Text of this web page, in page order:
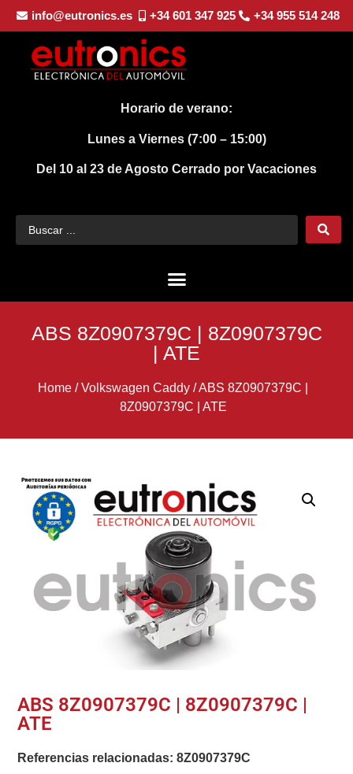
info@eutronics.es +34 601 347 925 +34 955 514 248
Horario de verano:
Lunes a Viernes (7:00 – 15:00)
Del 10 al 23 de Agosto Cerrado por Vacaciones
ABS 8Z0907379C | 8Z0907379C
| ATE
Home /Volkswagen Caddy /ABS 8Z0907379C |
8Z0907379C | ATE
ABS 8Z0907379C | 8Z0907379C |
ATE
Referencias relacionadas:8Z0907379C